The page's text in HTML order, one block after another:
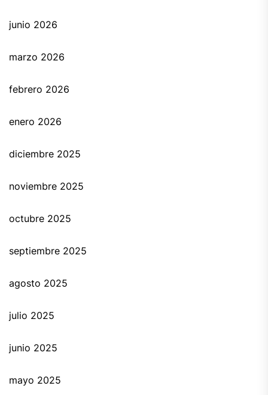
junio 2026
marzo 2026
febrero 2026
enero 2026
diciembre 2025
noviembre 2025
octubre 2025
septiembre 2025
agosto 2025
julio 2025
junio 2025
mayo 2025